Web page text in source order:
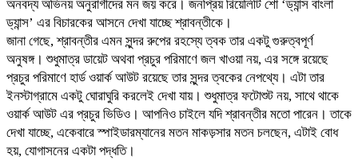
অনবদ্য অভিনয় অনুরাগীদের মন জয় করে। জনপ্রিয় রিয়েলিটি শো ‘ড্যান্স বাংলা
ড্যান্স’ এর বিচারকের আসনে দেখা যাচ্ছে শ্রাবন্তীকে।
জানা গেছে, শ্রাবন্তীর এমন সুন্দর রুপের রহস্যে ত্বক তার একটু গুরুত্বপূর্ণ
অনুষঙ্গ। শুধুমাত্র ডায়েট অথবা প্রচুর পরিমাণে জল খাওয়া নয়, এর সঙ্গে রয়েছে
প্রচুর পরিমাণে হার্ড ওয়ার্ক আউট রয়েছে তার সুন্দর ত্বকের নেপথ্যে। এটা তার
ইনস্টাগ্রামে একটু ঘোরাঘুরি করলেই দেখা যায়। শুধুমাত্র ফটোশুট নয়, সাথে থাকে
ওয়ার্ক আউট এর প্রচুর ভিডিও। আপনিও চাইলে যদি শ্রাবন্তীর মতো পারেন। তাকে
দেখা যাচ্ছে, একেবারে স্পাইডারম্যানের মতন মাকড়সার মতন চলছেন, এটাই বোধ
হয়, যোগাসনের একটা পদ্ধতি।